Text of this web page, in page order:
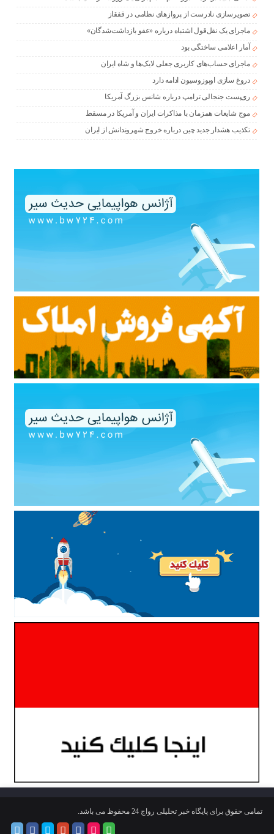
تصویرسازی نادرست از پروازهای نظامی در قفقاز
ماجرای یک نقل‌قول اشتباه درباره «عفو بازداشت‌شدگان»
آمار اعلامی ساختگی بود
ماجرای حساب‌های کاربری جعلی لایک‌ها و شاه ایران
دروغ سازی اوپوزوسیون ادامه دارد
ری‌پست جنجالی ترامپ درباره شانس بزرگ آمریکا
موج شایعات همزمان با مذاکرات ایران و آمریکا در مسقط
تکذیب هشدار جدید چین درباره خروج شهروندانش از ایران
تمامی حقوق برای پایگاه خبر تحلیلی رواج 24 محفوظ می باشد.